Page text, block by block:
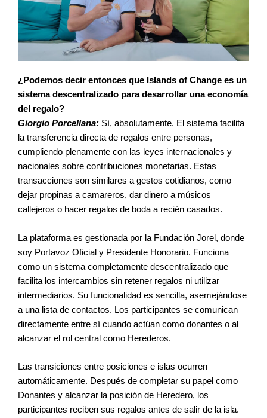
¿Podemos decir entonces que Islands of Change es un
sistema descentralizado para desarrollar una economía
del regalo?
Giorgio Porcellana: Sí, absolutamente. El sistema facilita
la transferencia directa de regalos entre personas,
cumpliendo plenamente con las leyes internacionales y
nacionales sobre contribuciones monetarias. Estas
transacciones son similares a gestos cotidianos, como
dejar propinas a camareros, dar dinero a músicos
callejeros o hacer regalos de boda a recién casados.
La plataforma es gestionada por la Fundación Jorel, donde
soy Portavoz Oficial y Presidente Honorario. Funciona
como un sistema completamente descentralizado que
facilita los intercambios sin retener regalos ni utilizar
intermediarios. Su funcionalidad es sencilla, asemejándose
a una lista de contactos. Los participantes se comunican
directamente entre sí cuando actúan como donantes o al
alcanzar el rol central como Herederos.
Las transiciones entre posiciones e islas ocurren
automáticamente. Después de completar su papel como
Donantes y alcanzar la posición de Heredero, los
participantes reciben sus regalos antes de salir de la isla.